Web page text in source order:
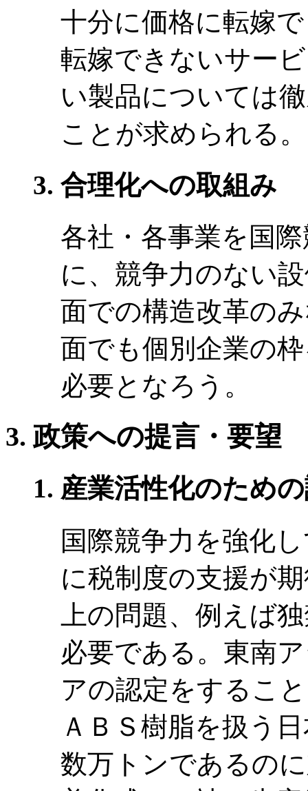
十分に価格に転嫁
転嫁できないサー
い製品については
ことが求められる。
合理化への取組み
各社・各事業を国
に、競争力のない
面での構造改革の
面でも個別企業の
必要となろう。
政策への提言・要望
産業活性化のため
国際競争力を強化
に税制度の支援が
上の問題、例えば
必要である。東南
アの認定をするこ
ＡＢＳ樹脂を扱う
数万トンであるの